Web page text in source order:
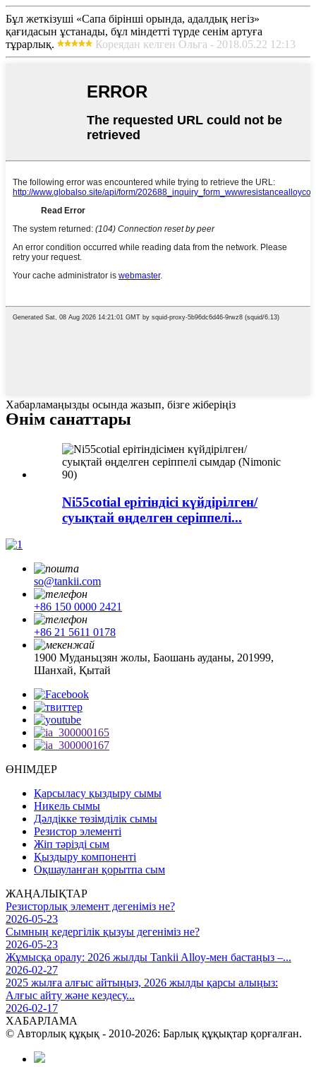
Бұл жеткізуші «Сапа бірінші орында, адалдық негіз»
қағидасын ұстанады, бұл міндетті түрде сенім артуға
тұрарлық.
Кореядан келген Ольга - 2018.05.22 12:13
Хабарламаңызды осында жазып, бізге жіберіңіз
Өнім санаттары
Ni55cotial ерітіндісі күйдірілген/
суықтай өңделген серіппелі...
so@tankii.com
+86 150 0000 2421
+86 21 5611 0178
1900 Муданьцзян жолы, Баошань ауданы, 201999,
Шанхай, Қытай
ӨНІМДЕР
Қарсыласу қыздыру сымы
Никель сымы
Дәлдікке төзімділік сымы
Резистор элементі
Жіп тәрізді сым
Қыздыру компоненті
Оқшауланған қорытпа сым
ЖАҢАЛЫҚТАР
Резисторлық элемент дегеніміз не?
2026-05-23
Сымның кедергілік қызуы дегеніміз не?
2026-05-23
Жұмысқа оралу: 2026 жылды Tankii Alloy-мен бастаңыз –...
2026-02-27
2025 жылға алғыс айтыңыз, 2026 жылды қарсы алыңыз:
Алғыс айту және кездесу...
2026-02-17
ХАБАРЛАМА
© Авторлық құқық - 2010-2026: Барлық құқықтар қорғалған.